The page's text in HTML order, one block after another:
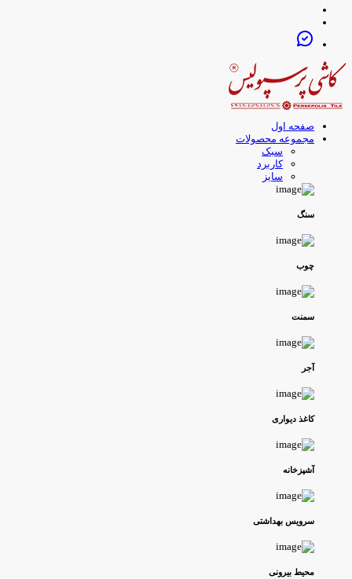
صفحه اول
مجموعه محصولات
سبک
کاربرد
سایز
سنگ
چوب
سمنت
آجر
کاغذ دیواری
آشپزخانه
سرویس بهداشتی
محیط بیرونی